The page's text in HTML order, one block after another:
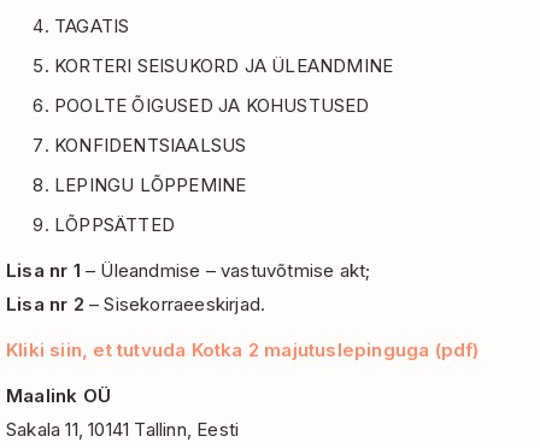
TAGATIS
KORTERI SEISUKORD JA ÜLEANDMINE
POOLTE ÕIGUSED JA KOHUSTUSED
KONFIDENTSIAALSUS
LEPINGU LÕPPEMINE
LÕPPSÄTTED
Lisa nr 1 – Üleandmise – vastuvõtmise akt;
Lisa nr 2 – Sisekorraeeskirjad.
Kliki siin, et tutvuda Kotka 2 majutuslepinguga (pdf)
Maalink OÜ
Sakala 11, 10141 Tallinn, Eesti